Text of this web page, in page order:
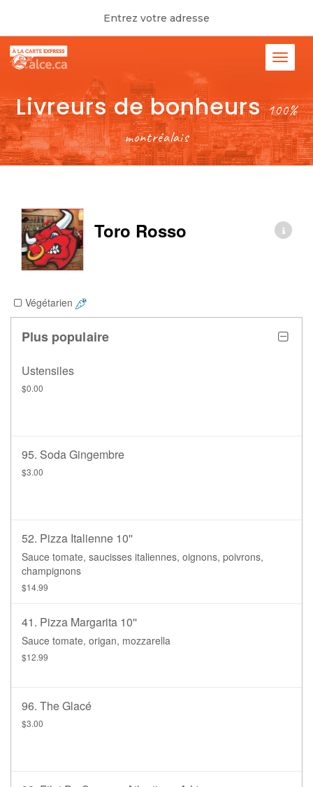
Entrez votre adresse
Livreurs de bonheurs100%
montréalais
Toro Rosso
Végétarien
Plus populaire
Ustensiles
$0.00
95. Soda Gingembre
$3.00
52. Pizza Italienne 10''
Sauce tomate, saucisses italiennes, oignons, poivrons,
champignons
$14.99
41. Pizza Margarita 10''
Sauce tomate, origan, mozzarella
$12.99
96. The Glacé
$3.00